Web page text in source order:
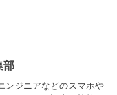
部
ンジニアなどのスマホや